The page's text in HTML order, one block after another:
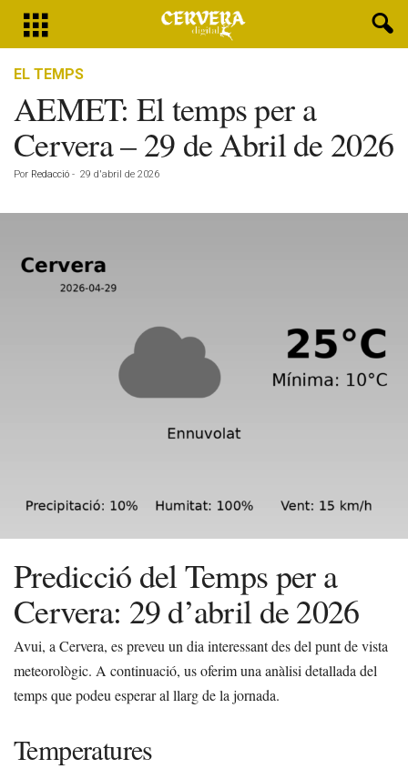
EL TEMPS
AEMET: El temps per a
Cervera – 29 de Abril de 2026
Por Redacció - 29 d'abril de 2026
Predicció del Temps per a
Cervera: 29 d’abril de 2026
Avui, a Cervera, es preveu un dia interessant des del punt de vista
meteorològic. A continuació, us oferim una anàlisi detallada del
temps que podeu esperar al llarg de la jornada.
Temperatures